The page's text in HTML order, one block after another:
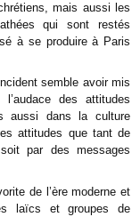
mais aussi les
qui sont restés
à se produire à Paris
semble avoir mis
des attitudes
aussi dans la culture
attitudes que tant de
par des messages
de l’ère moderne et
laïcs et groupes de